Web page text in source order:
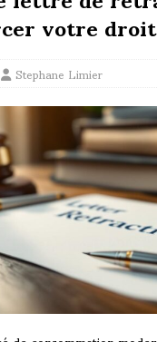
votre droit
Stephane Limier